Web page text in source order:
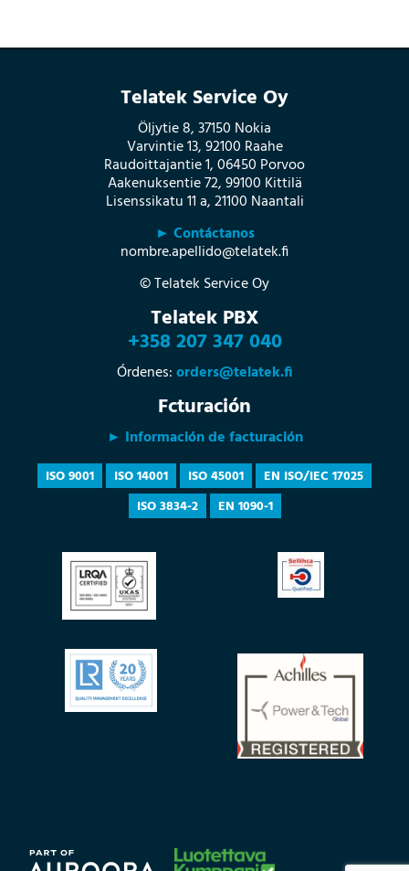
Telatek Service Oy
Öljytie 8, 37150 Nokia
Varvintie 13, 92100 Raahe
Raudoittajantie 1, 06450 Porvoo
Aakenuksentie 72, 99100 Kittilä
Lisenssikatu 11 a, 21100 Naantali
► Contáctanos
nombre.apellido@telatek.fi
© Telatek Service Oy
Telatek PBX
+358 207 347 040
Órdenes:orders@telatek.fi
Fcturación
► Información de facturación
ISO 9001 ISO 14001 ISO 45001
EN ISO/IEC 17025
ISO 3834-2
EN 1090-1